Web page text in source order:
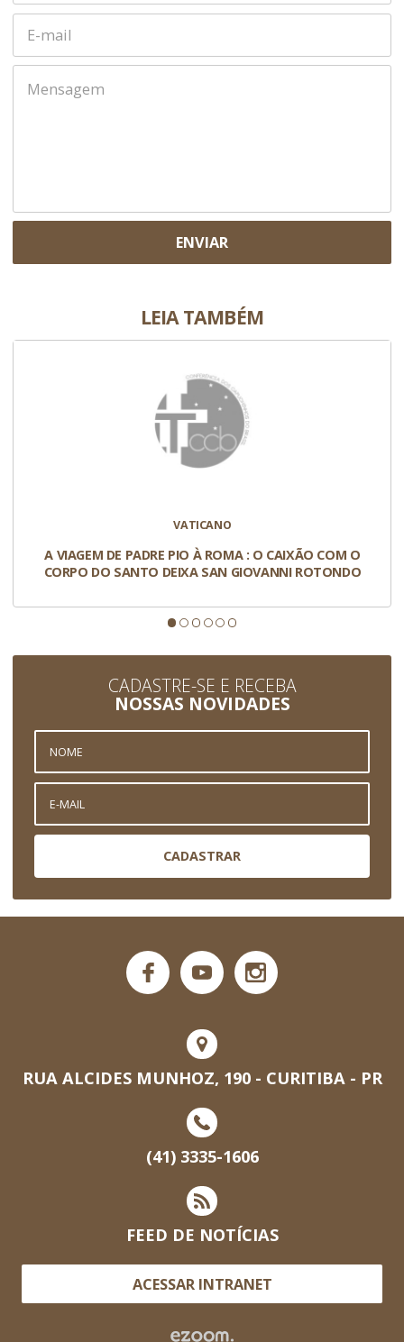
ENVIAR
LEIA TAMBÉM
VATICANO
A VIAGEM DE PADRE PIO À ROMA : O CAIXÃO COM O
CORPO DO SANTO DEIXA SAN GIOVANNI ROTONDO
CADASTRE-SE E RECEBA
NOSSAS NOVIDADES
CADASTRAR
RUA ALCIDES MUNHOZ, 190 - CURITIBA - PR
(41) 3335-1606
FEED DE NOTÍCIAS
ACESSAR INTRANET